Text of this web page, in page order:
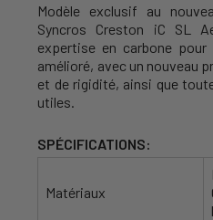
Modèle exclusif au
Syncros Creston iC SL
expertise en carbone
amélioré, avec un nouveau
et de rigidité, ainsi que
utiles.
SPÉCIFICATIONS:
Matériaux